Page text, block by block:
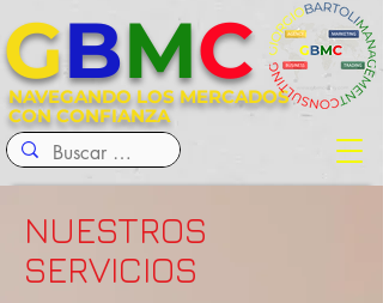
NAVEGANDO LOS MERCADOS
CON CONFIANZA
GBMC
NUESTROS
SERVICIOS